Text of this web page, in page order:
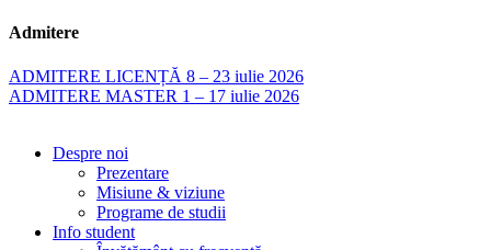
Admitere
ADMITERE LICENȚĂ 8 – 23 iulie 2026
ADMITERE MASTER 1 – 17 iulie 2026
Despre noi
Prezentare
Misiune & viziune
Programe de studii
Info student